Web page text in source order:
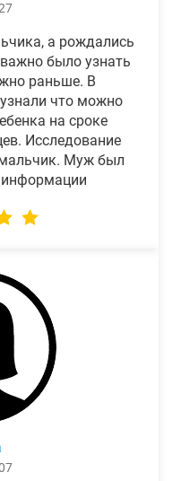
а рождались
было узнать
раньше. В
что можно
на сроке
Исследование
Муж был
информации